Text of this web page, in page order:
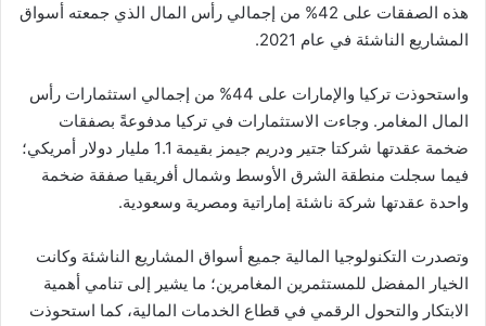
هذه الصفقات على 42% من إجمالي رأس المال الذي جمعته أسواق
المشاريع الناشئة في عام 2021.
واستحوذت تركيا والإمارات على 44% من إجمالي استثمارات رأس
المال المغامر. وجاءت الاستثمارات في تركيا مدفوعةً بصفقات
ضخمة عقدتها شركتا جتير ودريم جيمز بقيمة 1.1 مليار دولار أمريكي؛
فيما سجلت منطقة الشرق الأوسط وشمال أفريقيا صفقة ضخمة
واحدة عقدتها شركة ناشئة إماراتية ومصرية وسعودية.
وتصدرت التكنولوجيا المالية جميع أسواق المشاريع الناشئة وكانت
الخيار المفضل للمستثمرين المغامرين؛ ما يشير إلى تنامي أهمية
الابتكار والتحول الرقمي في قطاع الخدمات المالية، كما استحوذت